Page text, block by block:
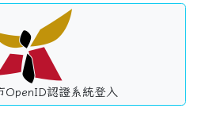
OpenID認證系統登入